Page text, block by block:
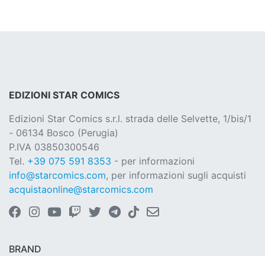
EDIZIONI STAR COMICS
Edizioni Star Comics s.r.l. strada delle Selvette, 1/bis/1
- 06134 Bosco (Perugia)
P.IVA 03850300546
Tel. +39 075 591 8353 - per informazioni
info@starcomics.com, per informazioni sugli acquisti
acquistaonline@starcomics.com
BRAND